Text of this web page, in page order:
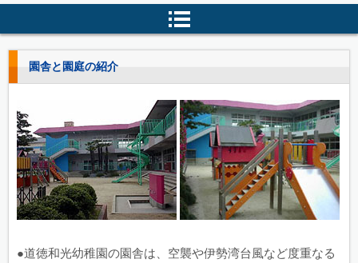
園舎と園庭の紹介
●道徳和光幼稚園の園舎は、空襲や伊勢湾台風など度重なる